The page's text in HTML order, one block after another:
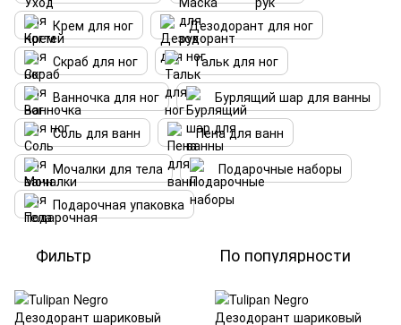
Крем для ног
Дезодорант для ног
Скраб для ног
Тальк для ног
Ванночка для ног
Бурлящий шар для ванны
Соль для ванн
Пена для ванн
Мочалки для тела
Подарочные наборы
Подарочная упаковка
Фильтр По популярности